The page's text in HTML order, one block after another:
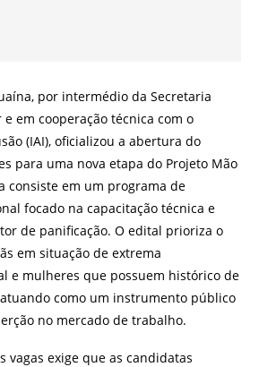
por intermédio da Secretaria
em cooperação técnica com o
(IAI), oficializou a abertura do
para uma nova etapa do Projeto Mão
consiste em um programa de
focado na capacitação técnica e
de panificação. O edital prioriza o
em situação de extrema
e mulheres que possuem histórico de
como um instrumento público
no mercado de trabalho.
vagas exige que as candidatas